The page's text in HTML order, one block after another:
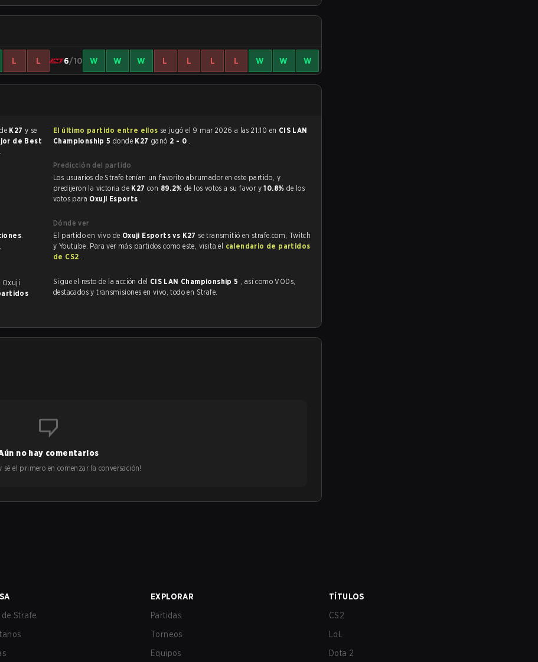
L L 6/10 W W W L L L L W W W
K27 y se
de Best
.
.
Oxuji
El último partido entre ellos se jugó el 9 mar 2026 a las 21:10 en CIS LAN
Championship 5 donde K27 ganó 2 - 0 .
Predicción del partido
Los usuarios de Strafe tenían un favorito abrumador en este partido, y
predijeron la victoria de K27 con 89.2% de los votos a su favor y10.8% de los
votos para Oxuji Esports .
Dónde ver
El partido en vivo de Oxuji Esports vs K27 se transmitió en strafe.com, Twitch
y Youtube. Para ver más partidos como este, visita el calendario de partidos
de CS2 .
Sigue el resto de la acción del CIS LAN Championship 5 , así como VODs,
destacados y transmisiones en vivo, todo en Strafe.
no hay comentarios
sé el primero en comenzar la conversación!
Strafe
EXPLORAR
Partidas
Torneos
Equipos
TÍTULOS
CS2
LoL
Dota 2